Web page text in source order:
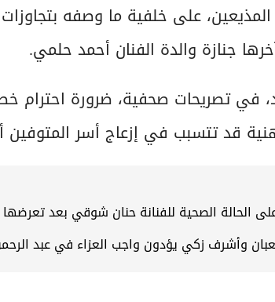
المذيعين، على خلفية ما وصفه
جنازة والدة الفنان أحمد حلمي.
في تصريحات صحفية، ضرورة احترام
قد تتسبب في إزعاج أسر المتوفين
الصحية للفنانة حنان شوقي بعد تعرضها
وأشرف زكي يؤدون واجب العزاء في عبد